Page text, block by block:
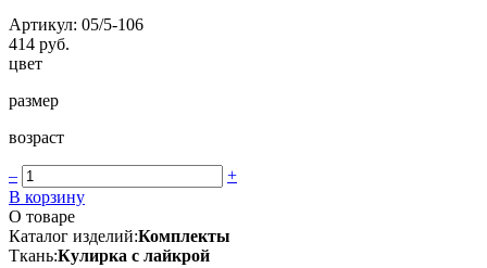
Артикул: 05/5-106
414 руб.
цвет
размер
возраст
–
+
В корзину
О товаре
Каталог изделий:Комплекты
Ткань:Кулирка с лайкрой